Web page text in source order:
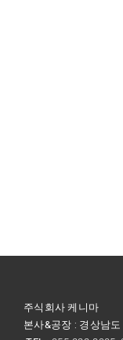
주식회사 케니마
본사&공장 : 경상남